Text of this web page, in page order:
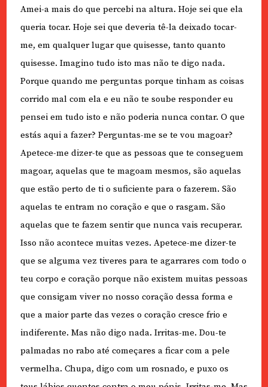
Amei-a mais do que percebi na altura. Hoje sei que ela
queria tocar. Hoje sei que deveria tê-la deixado tocar-
me, em qualquer lugar que quisesse, tanto quanto
quisesse. Imagino tudo isto mas não te digo nada.
Porque quando me perguntas porque tinham as coisas
corrido mal com ela e eu não te soube responder eu
pensei em tudo isto e não poderia nunca contar. O que
estás aqui a fazer? Perguntas-me se te vou magoar?
Apetece-me dizer-te que as pessoas que te conseguem
magoar, aquelas que te magoam mesmos, são aquelas
que estão perto de ti o suficiente para o fazerem. São
aquelas te entram no coração e que o rasgam. São
aquelas que te fazem sentir que nunca vais recuperar.
Isso não acontece muitas vezes. Apetece-me dizer-te
que se alguma vez tiveres para te agarrares com todo o
teu corpo e coração porque não existem muitas pessoas
que consigam viver no nosso coração dessa forma e
que a maior parte das vezes o coração cresce frio e
indiferente. Mas não digo nada. Irritas-me. Dou-te
palmadas no rabo até começares a ficar com a pele
vermelha. Chupa, digo com um rosnado, e puxo os